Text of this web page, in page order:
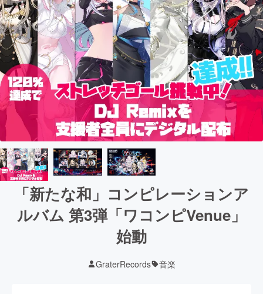
「新たな和」コンピレーションア
ルバム 第3弾「ワコンピVenue」
始動
GraterRecords 音楽